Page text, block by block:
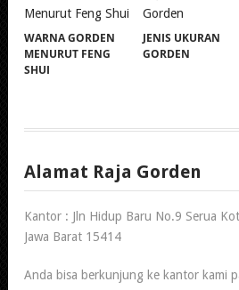
WARNA GORDEN
MENURUT FENG
SHUI
JENIS UKURAN
GORDEN
Alamat Raja Gorden
Kantor : Jln Hidup Baru No.9 Serua
Jawa Barat 15414
Anda bisa berkunjung ke kantor kami